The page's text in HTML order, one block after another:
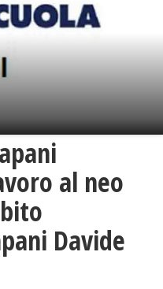
al neo
Davide